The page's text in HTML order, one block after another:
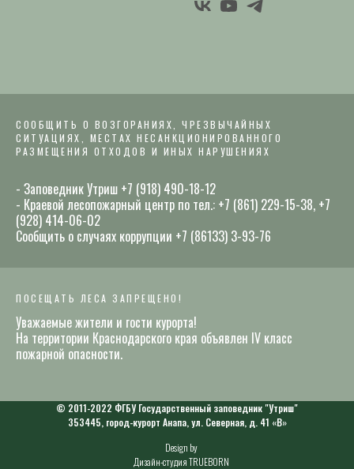
СООБЩИТЬ О ВОЗГОРАНИЯХ, ЧРЕЗВЫЧАЙНЫХ
СИТУАЦИЯХ, МЕСТАХ НЕСАНКЦИОНИРОВАННОГО
РАЗМЕЩЕНИЯ ОТХОДОВ И ИНЫХ НАРУШЕНИЯХ
- Заповедник Утриш +7 (918) 490-18-12
- Краевой лесопожарный центр по тел.: +7 (861) 229-15-38, +7
(928) 414-06-02
Сообщить о случаях коррупции +7 (86133) 3-93-76
ПОСЕЩАТЬ ЛЕСА ЗАПРЕЩЕНО!
Уважаемые жители и гости курорта!
На территории Краснодарского края объявлен IV класс
пожарной опасности.
© 2011-2022 ФГБУ Государственный заповедник "Утриш"
353445, город-курорт Анапа, ул. Северная, д. 41 «В»
Design by
Дизайн-студия TRUEBORN